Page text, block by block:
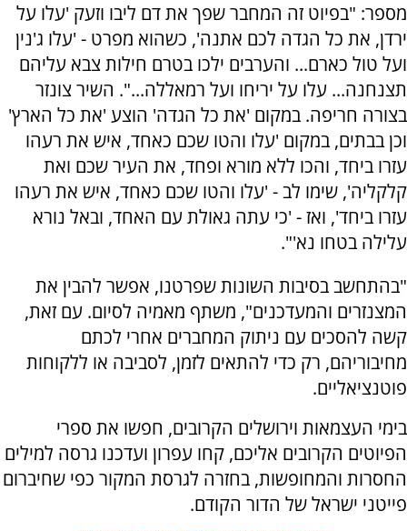
מספר: "בפיוט זה המחבר שפך את דם ליבו וזעק 'עלו על
ירדן, את כל הגדה לכם אתנה', כשהוא מפרט - 'עלו ג'נין
ועל טול כארם... והערבים ילכו בטרם חילות צבא עליהם
תצנחנה... עלו על יריחו ועל רמאללה...". השיר צונזר
בצורה חריפה. במקום 'את כל הגדה' הוצע 'את כל הארץ'
וכן בבתים, במקום 'עלו והטו שכם כאחד, איש את רעהו
עזרו ביחד, והכו ללא מורא ופחד, את העיר שכם ואת
קלקליה', שימו לב - 'עלו והטו שכם כאחד, איש את רעהו
עזרו ביחד', ואז - 'כי עתה גאולת עם האחד, ובאל נורא
עלילה בטחו נא'".
"בהתחשב בסיבות השונות שפרטנו, אפשר להבין את
המצנזרים והמעדכנים", משתף מאמיה לסיום. עם זאת,
קשה להסכים עם ניתוק המחברים אחרי לכתם
מחיבוריהם, רק כדי להתאים לזמן, לסביבה או ללקוחות
פוטנציאליים.
בימי העצמאות וירושלים הקרובים, חפשו את ספרי
הפיוטים הקרובים אליכם, קחו עפרון ועדכנו גרסה למילים
החסרות והמחופשות, בחזרה לגרסת המקור כפי שחיברום
פייטני ישראל של הדור הקודם.